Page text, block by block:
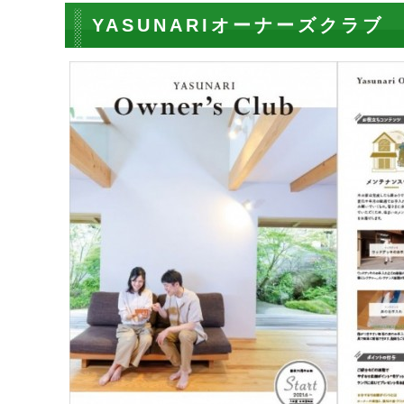
YASUNARIオーナーズクラブ